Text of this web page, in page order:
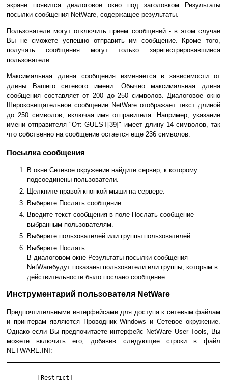
экране появится диалоговое окно под заголовком Результаты
посылки сообщения NetWare, содержащее результаты.
Пользователи могут отключить прием сообщений - в этом случае
Вы не сможете успешно отправить им сообщение. Кроме того,
получать сообщения могут только зарегистрировавшиеся
пользователи.
Максимальная длина сообщения изменяется в зависимости от
длины Вашего сетевого имени. Обычно максимальная длина
сообщения составляет от 200 до 250 символов. Диалоговое окно
Широковещательное сообщение NetWare отображает текст длиной
до 250 символов, включая имя отправителя. Например, указание
имени отправителя "От: GUEST[39]" имеет длину 14 символов, так
что собственно на сообщение остается еще 236 символов.
Посылка сообщения
В окне Сетевое окружение найдите сервер, к которому
подсоединены пользователи.
Щелкните правой кнопкой мыши на сервере.
Выберите Послать сообщение.
Введите текст сообщения в поле Послать сообщение
выбранным пользователям.
Выберите пользователей или группы пользователей.
Выберите Послать.
В диалоговом окне Результаты посылки сообщения
NetWareбудут показаны пользователи или группы, которым в
действительности было послано сообщение.
Инструментарий пользователя NetWare
Предпочтительными интерфейсами для доступа к сетевым файлам
и принтерам являются Проводник Windows и Сетевое окружение.
Однако если Вы предпочитаете интерфейс NetWare User Tools, Вы
можете включить его, добавив следующие строки в файл
NETWARE.INI:
        [Restrict]